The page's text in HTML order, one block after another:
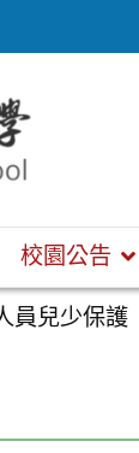
校園公告
員兒少保